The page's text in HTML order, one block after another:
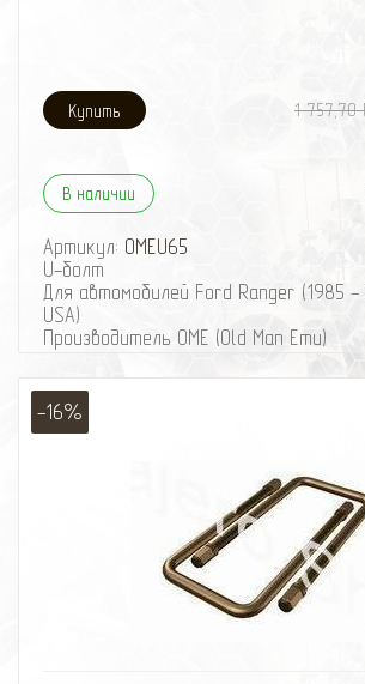
1 757,70
В наличии
Артикул: OMEU65
U-болт
Для автомобилей Ford Ranger (1985 -
USA)
Производитель OME (Old Man Emu)
Для автомобилей Ford Ranger (1985 -
USA)
Производитель OME (Old Man Emu)
-16%